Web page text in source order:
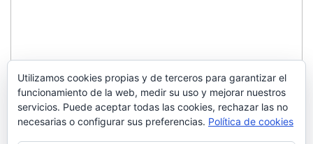
Utilizamos cookies propias y de terceros para garantizar el
funcionamiento de la web, medir su uso y mejorar nuestros
servicios. Puede aceptar todas las cookies, rechazar las no
necesarias o configurar sus preferencias. Política de cookies